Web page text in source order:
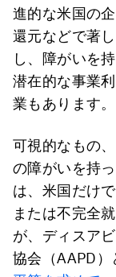
進的な米国の
還元などで著
し、障がいを
潜在的な事業
業もあります。
可視的なもの
の障がいを持
は、米国だけ
または不完全
が、ディスア
協会（AAPD）